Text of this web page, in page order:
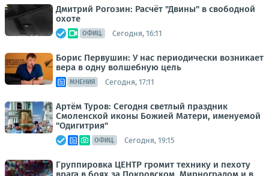
Дмитрий Рогозин: Расчёт "Двины" в свободной
охоте
ОФИЦ. Сегодня, 16:11
Борис Первушин: У нас периодически возникает
вера в одну волшебную цель
МНЕНИЯ Сегодня, 17:11
Артём Туров: Сегодня светлый праздник
Смоленской иконы Божией Матери, именуемой
"Одигитрия"
ОФИЦ. Сегодня, 19:15
Группировка ЦЕНТР громит технику и пехоту